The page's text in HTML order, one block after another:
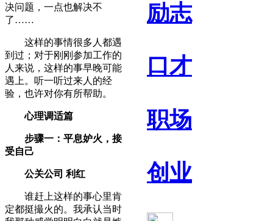
励志
口才
职场
创业
决问题，一点也解决不
了……
这样的事情很多人都遇
到过；对于刚刚参加工作的
人来说，这样的事早晚可能
遇上。听一听过来人的经
验，也许对你有所帮助。
心理调适篇
步骤一：平息妒火，接
受自己
公关公司 利红
谁赶上这样的事心里肯
定都挺撮火的。我承认当时